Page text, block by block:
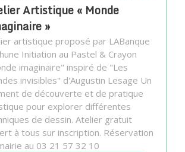
Artistique « Monde
»
artistique proposé par LABanque
Initiation au Pastel & Crayon
imaginaire" inspiré de "Les
invisibles" d'Augustin Lesage Un
de découverte et de pratique
pour explorer différentes
de dessin. Atelier gratuit
à tous sur inscription. Réservation
au 03 21 57 32 10